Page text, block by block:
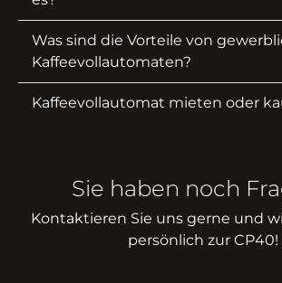
Was sind die Vorteile von
Kaffeevollautomaten?
Kaffeevollautomat mieten oder
Sie haben noch
Kontaktieren Sie uns gerne und
persönlich zur CP40!